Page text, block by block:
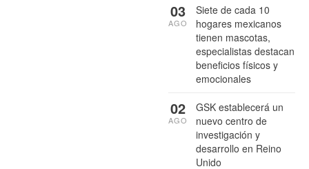
Siete de cada 10
hogares mexicanos
tienen mascotas,
especialistas destacan
beneficios físicos y
emocionales
03
AGO
GSK establecerá un
nuevo centro de
investigación y
desarrollo en Reino
Unido
02
AGO